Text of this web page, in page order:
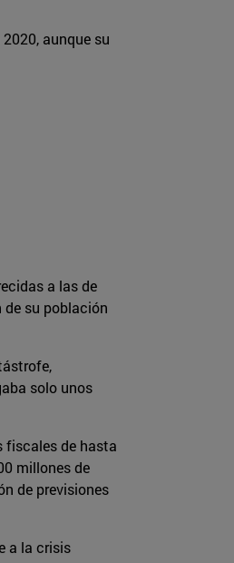
aunque su
a las de
de su población
solo unos
fiscales de hasta
millones de
de previsiones
a la crisis